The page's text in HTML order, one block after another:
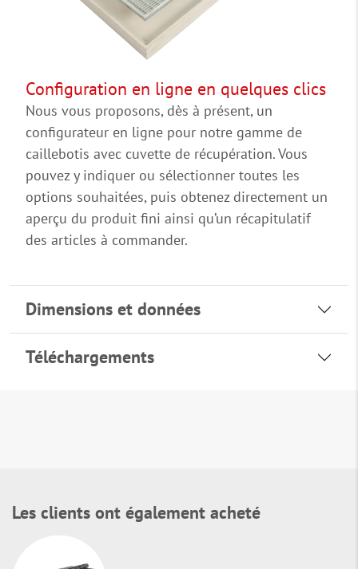
Configuration en ligne en quelques clics
Nous vous proposons, dès à présent, un
configurateur en ligne pour notre gamme de
caillebotis avec cuvette de récupération. Vous
pouvez y indiquer ou sélectionner toutes les
options souhaitées, puis obtenez directement un
aperçu du produit fini ainsi qu’un récapitulatif
des articles à commander.
Dimensions et données
Téléchargements
Les clients ont également acheté